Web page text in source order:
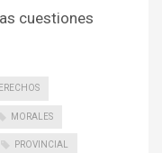
cuestiones
MORALES
PROVINCIAL